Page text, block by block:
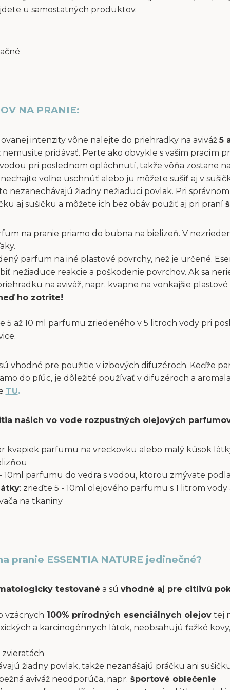
u samostatných produktov.
NA PRANIE:
intenzity vône nalejte do priehradky na aviváž5
nemusíte pridávať. Perte ako obvykle s vašim pracím
pri poslednom opláchnutí, takže vôňa zostane
voľne uschnúť alebo ju môžete sušiť aj v
nezanechávajú žiadny nežiaduci povlak. Pri
aj sušičku a môžete ich bez obáv použiť aj pri praní
na pranie priamo do bubna na bielizeň. V
parfum na iné plastové povrchy, než je určené.
nežiaduce reakcie a poškodenie povrchov. Ak sa
na aviváž, napr. kvapne na vonkajšie
ho zotrite!
5 až 10 ml parfumu zriedeného v 5 litroch vody pri
vhodné pre použitie v izbových difuzéroch. Keďže
do pľúc, je dôležité používať v difuzéroch a
TU.
našich vo vode rozpustných olejových
kvapiek parfumu na vreckovku alebo malý kúsok
10ml parfumu do vedra s vodou, ktorou zmývate
: zrieďte 5 - 10ml olejového parfumu s 1 litrom vody
na tkaniny
pranie ESSENTIA NATURE jedinečné?
testované a sú vhodné aj pre citlivú
vzácnych 100% prírodných esenciálnych olejovtej
a karcinogénnych látok, neobsahujú ťažké
žiadny povlak, takže nezanášajú práčku ani
aviváž neodporúča, napr. športové oblečenie